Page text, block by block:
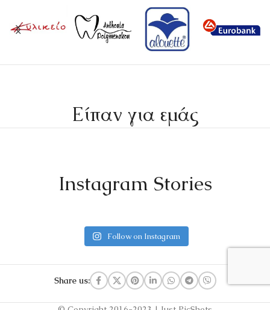
Είπαν για εμάς
Instagram Stories
Follow on Instagram
Share us: